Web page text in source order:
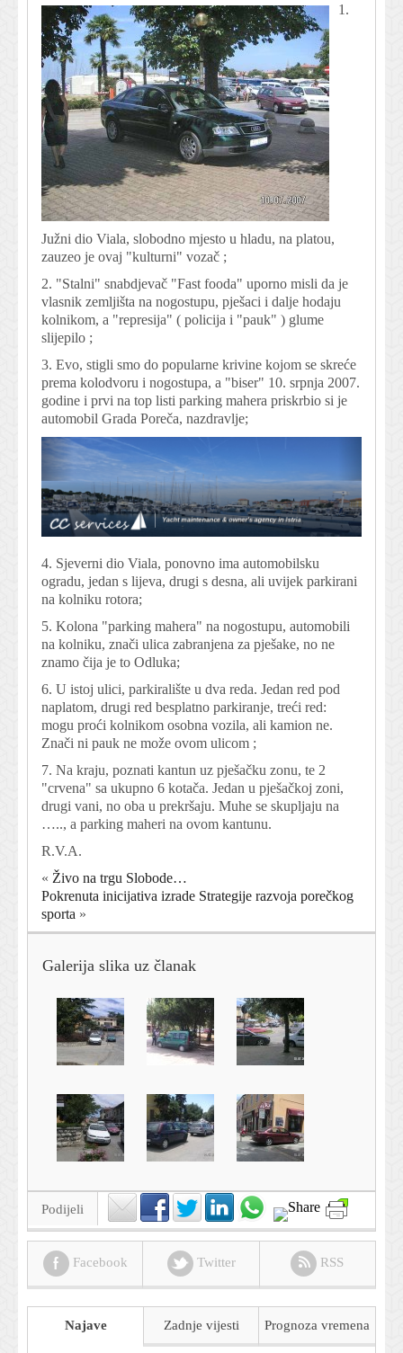
1.
Južni dio Viala, slobodno mjesto u hladu, na platou,
zauzeo je ovaj "kulturni" vozač ;
2. "Stalni" snabdjevač "Fast fooda" uporno misli da je
vlasnik zemljišta na nogostupu, pješaci i dalje hodaju
kolnikom, a "represija" ( policija i "pauk" ) glume
slijepilo ;
3. Evo, stigli smo do popularne krivine kojom se skreće
prema kolodvoru i nogostupa, a "biser" 10. srpnja 2007.
godine i prvi na top listi parking mahera priskrbio si je
automobil Grada Poreča, nazdravlje;
4. Sjeverni dio Viala, ponovno ima automobilsku
ogradu, jedan s lijeva, drugi s desna, ali uvijek parkirani
na kolniku rotora;
5. Kolona "parking mahera" na nogostupu, automobili
na kolniku, znači ulica zabranjena za pješake, no ne
znamo čija je to Odluka;
6. U istoj ulici, parkiralište u dva reda. Jedan red pod
naplatom, drugi red besplatno parkiranje, treći red:
mogu proći kolnikom osobna vozila, ali kamion ne.
Znači ni pauk ne može ovom ulicom ;
7. Na kraju, poznati kantun uz pješačku zonu, te 2
"crvena" sa ukupno 6 kotača. Jedan u pješačkoj zoni,
drugi vani, no oba u prekršaju. Muhe se skupljaju na
….., a parking maheri na ovom kantunu.
R.V.A.
« Živo na trgu Slobode…
Pokrenuta inicijativa izrade Strategije razvoja porečkog
sporta »
Galerija slika uz članak
Podijeli
Facebook Twitter RSS
Najave Zadnje vijesti Prognoza vremena